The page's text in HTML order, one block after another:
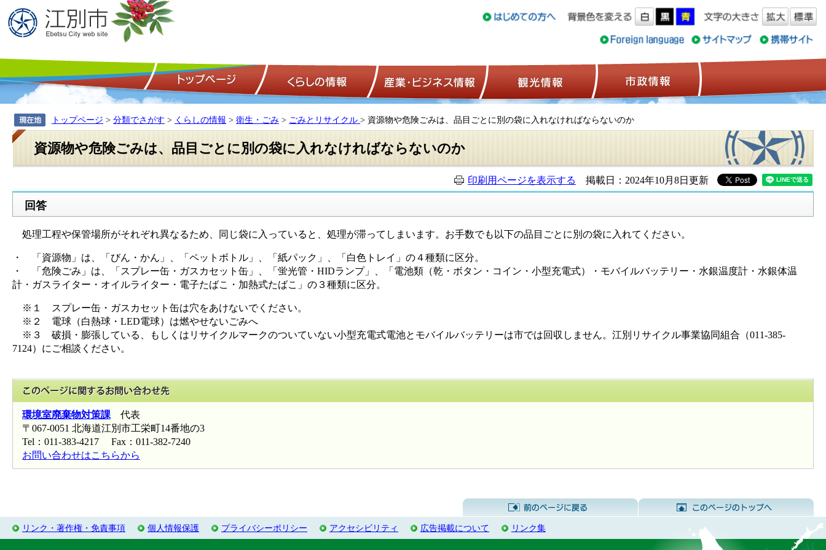
トップページ くらしの情報 産業・ビジネス情報 観光情報
トップページ > 分類でさがす > くらしの情報 > 衛生・ごみ > ごみとリサイクル > 資源物や危険ごみは、品目ごとに別の袋に入れなければならないのか
資源物や危険ごみは、品目ごとに別の袋に入れなければならないのか
印刷用ページを表示する 掲載日：2024年10月8日更新
回答
処理工程や保管場所がそれぞれ異なるため、同じ袋に入っていると、処理が滞ってしまいます。お手数でも以下の品目ごとに別の袋に入れてください。
・ 「資源物」は、「びん・かん」、「ペットボトル」、「紙パック」、「白色トレイ」の４種類に区分。
・ 「危険ごみ」は、「スプレー缶・ガスカセット缶」、「蛍光管・HIDランプ」、「電池類（乾・ボタン・コイン・小型充電式）・モバイルバッテリー・水銀温度計・水銀体温
計・ガスライター・オイルライター・電子たばこ・加熱式たばこ」の３種類に区分。
※１ スプレー缶・ガスカセット缶は穴をあけないでください。
※２ 電球（白熱球・LED電球）は燃やせないごみへ
※３ 破損・膨張している、もしくはリサイクルマークのついていない小型充電式電池とモバイルバッテリーは市では回収しません。江別リサイクル事業協同組合（011-385-
7124）にご相談ください。
環境室廃棄物対策課 代表
〒067-0051 北海道江別市工栄町14番地の3
Tel：011-383-4217 Fax：011-382-7240
お問い合わせはこちらから
前のページに戻る
リンク・著作権・免責事項 個人情報保護 プライバシーポリシー アクセシビリティ 広告掲載について リンク集